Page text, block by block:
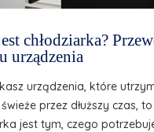
chłodziarka?
urządzenia
urządzenia, które
przez dłuższy czas, to
jest tym, czego